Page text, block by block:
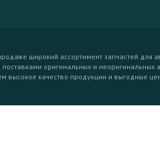
широкий ассортимент запчастей для
оригинальных и неоригинальных
высокое качество продукции и выгодные